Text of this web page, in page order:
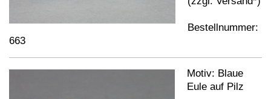
Bestellnummer:
663
Motiv: Blaue
Eule auf Pilz